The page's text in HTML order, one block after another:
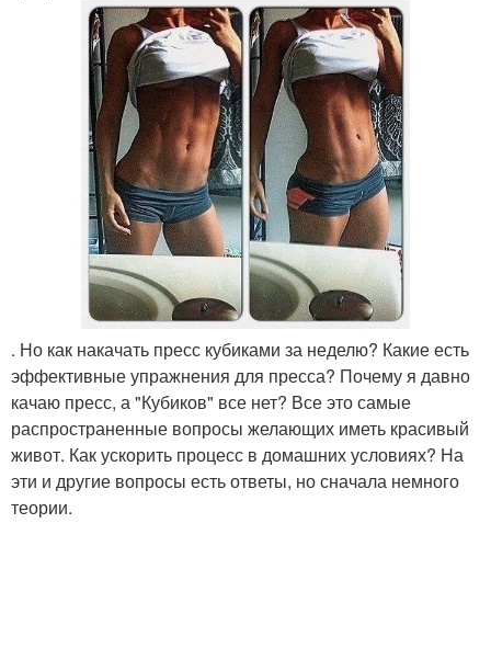
. Но как накачать пресс кубиками за неделю? Какие есть
эффективные упражнения для пресса? Почему я давно
качаю пресс, а "Кубиков" все нет? Все это самые
распространенные вопросы желающих иметь красивый
живот. Как ускорить процесс в домашних условиях? На
эти и другие вопросы есть ответы, но сначала немного
теории.